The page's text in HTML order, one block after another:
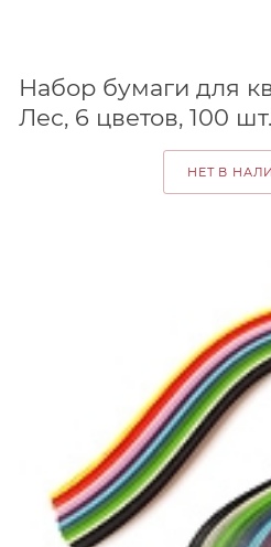
Набор бумаги для
Лес, 6 цветов, 100 шт.
НЕТ В